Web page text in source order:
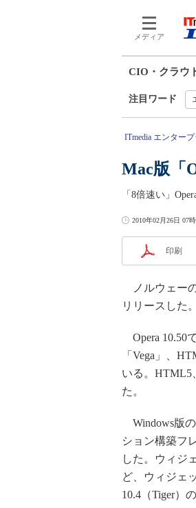
メディア
CIO・クラウ
注目ワード
ITmedia エンター
Mac版「
「8倍速い」
2010年02月26日 07
印刷
ノルウェーの
リリースした。
Opera 10.50
「Vega」、
いる。HTML5
た。
Windows版
ション構築フ
した。ウィジ
ど、ウィジェ
10.4（Tiger）